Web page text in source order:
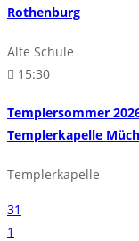
Rothenburg
Alte Schule
15:30
Templersommer
Templerkapelle
Templerkapelle
31
1